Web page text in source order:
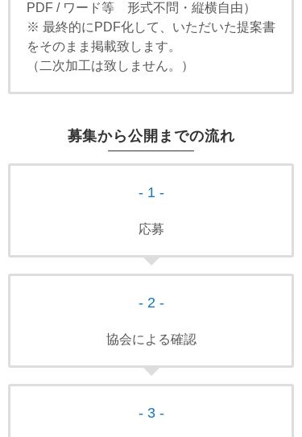
PDF / ワード等 形式不問・縦横自由）
※ 最終的にPDF化して、いただいた提案書
をそのまま掲載致します。
（二次加工は致しません。）
募集から公開までの流れ
- 1 -
応募
- 2 -
協会による確認
- 3 -